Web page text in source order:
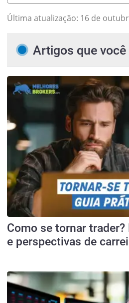
Última atualização: 16 de
Artigos que
Como se tornar
e perspectivas de